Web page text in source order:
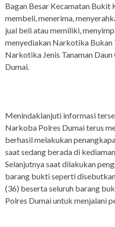
Bagan Besar Kecamatan Bukit
membeli, menerima,
jual beli atau memiliki,
menyediakan Narkotika Bukan
Narkotika Jenis Tanaman
Dumai.
Menindaklanjuti informasi
Narkoba Polres Dumai terus
berhasil melakukan
saat sedang berada di
Selanjutnya saat dilakukan
barang bukti seperti
(36) beserta seluruh barang
Polres Dumai untuk menjalani